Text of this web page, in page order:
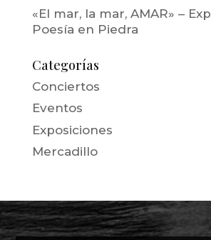
«El mar, la mar, AMAR» –
Poesía en Piedra
Categorías
Conciertos
Eventos
Exposiciones
Mercadillo